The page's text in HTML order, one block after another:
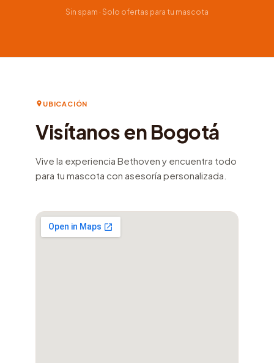
Sin spam · Solo ofertas para tu mascota
UBICACIÓN
Visítanos en Bogotá
Vive la experiencia Bethoven y encuentra todo
para tu mascota con asesoría personalizada.